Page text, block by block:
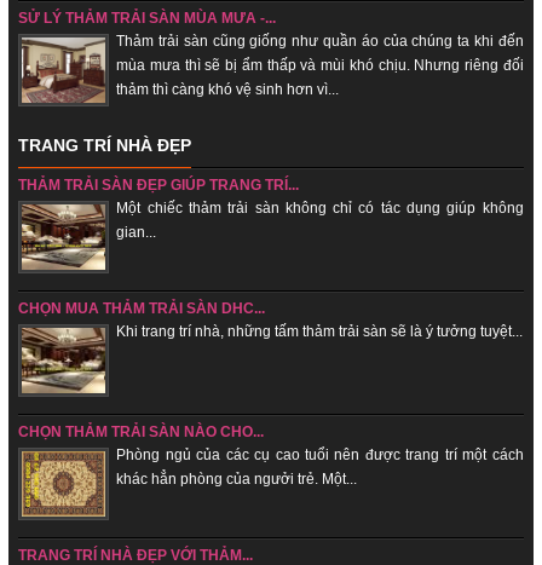
SỬ LÝ THẢM TRẢI SÀN MÙA MƯA -...
Thảm trải sàn cũng giống như quần áo của chúng ta khi đến
mùa mưa thì sẽ bị ẩm thấp và mùi khó chịu. Nhưng riêng đối
thảm thì càng khó vệ sinh hơn vì...
TRANG TRÍ NHÀ ĐẸP
THẢM TRẢI SÀN ĐẸP GIÚP TRANG TRÍ...
Một chiếc thảm trải sàn không chỉ có tác dụng giúp không
gian...
CHỌN MUA THẢM TRẢI SÀN DHC...
Khi trang trí nhà, những tấm thảm trải sàn sẽ là ý tưởng tuyệt...
CHỌN THẢM TRẢI SÀN NÀO CHO...
Phòng ngủ của các cụ cao tuổi nên được trang trí một cách
khác hẳn phòng của ngưởi trẻ. Một...
TRANG TRÍ NHÀ ĐẸP VỚI THẢM...